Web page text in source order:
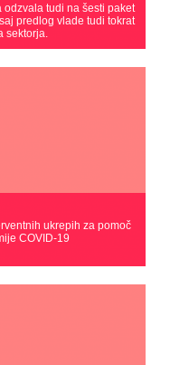
odzvala tudi na šesti paket
predlog vlade tudi tokrat
sektorja.
ukrepih za pomoč
COVID-19